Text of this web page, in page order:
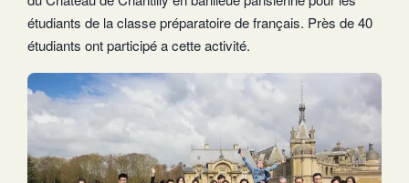
étudiants de la classe préparatoire de français. Près de 40
étudiants ont participé a cette activité.